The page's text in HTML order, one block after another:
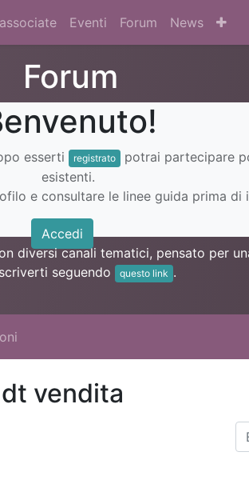
Eventi Forum News
Forum
esserti registrato
potrai partecipare
esistenti.
e consultare le linee guida prima di
Accedi
diversi canali tematici, pensato per
seguendo
questo link .
vendita